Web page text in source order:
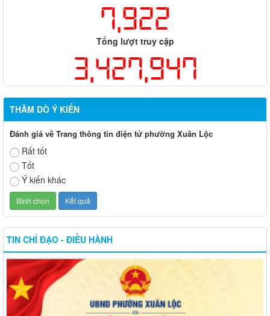
7,922
Tổng lượt truy cập
3,427,947
THĂM DÒ Ý KIẾN
Đánh giá về Trang thông tin điện tử phường Xuân Lộc
Rất tốt
Tốt
Ý kiến khác
TIN CHỈ ĐẠO - ĐIỀU HÀNH